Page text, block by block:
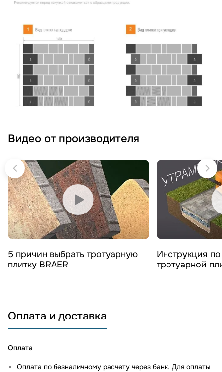
Видео от производителя
Смотреть видео
5 причин выбрать тротуарную
плитку BRAER
Смотреть
Инструкция
тротуарной
Оплата и доставка
Оплата
Оплата по безналичному расчету через банк. Для оплаты